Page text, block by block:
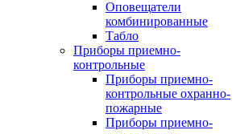
Оповещатели
комбинированные
Табло
Приборы приемно-
контрольные
Приборы приемно-
контрольные охранно-
пожарные
Приборы приемно-